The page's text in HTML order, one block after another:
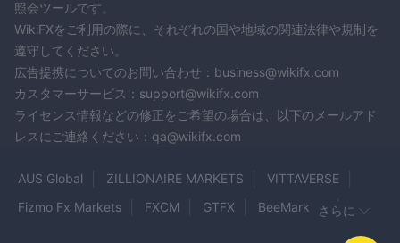
照会ツールです。
WikiFXをご利用の際に、それぞれの国や地域の関連法律や規制を
遵守してください。
広告提携についてのお問い合わせ：business@wikifx.com
カスタマーサービス：support@wikifx.com
ライセンス情報などの修正をご希望の場合は、以下のメールアド
レスにご連絡ください：qa@wikifx.com
AUS Global ZILLIONAIRE MARKETS
VITTAVERSE
Fizmo Fx Markets
FXCM GTFX
BeeMarketsさらに